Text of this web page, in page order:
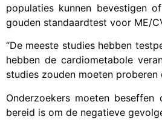
populaties kunnen bevestigen
gouden standaardtest voor ME/
“De meeste studies hebben
hebben de cardiometabole
studies zouden moeten
Onderzoekers moeten
bereid is om de negatieve